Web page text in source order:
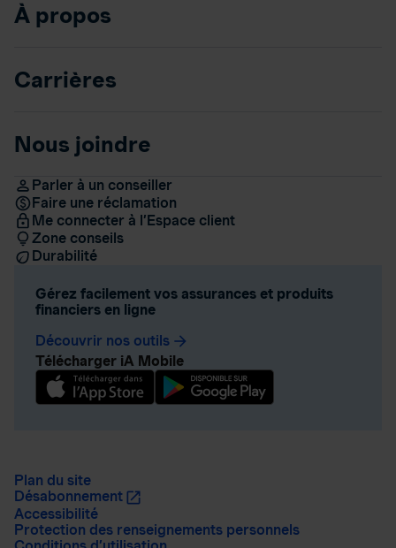
À propos
Carrières
Nous joindre
Parler à un conseiller
Faire une réclamation
Me connecter à l’Espace client
Zone conseils
Durabilité
Gérez facilement vos assurances et produits
financiers en ligne
Découvrir nos outils arrow_forward
Télécharger iA Mobile
Plan du site
Désabonnement
Accessibilité
Protection des renseignements personnels